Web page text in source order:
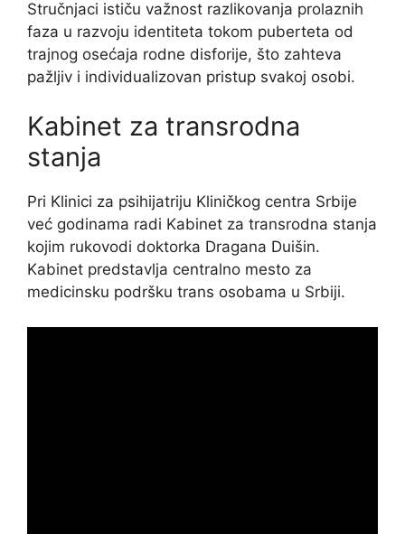
Stručnjaci ističu važnost razlikovanja prolaznih
faza u razvoju identiteta tokom puberteta od
trajnog osećaja rodne disforije, što zahteva
pažljiv i individualizovan pristup svakoj osobi.
Kabinet za transrodna
stanja
Pri Klinici za psihijatriju Kliničkog centra Srbije
već godinama radi Kabinet za transrodna stanja
kojim rukovodi doktorka Dragana Duišin.
Kabinet predstavlja centralno mesto za
medicinsku podršku trans osobama u Srbiji.